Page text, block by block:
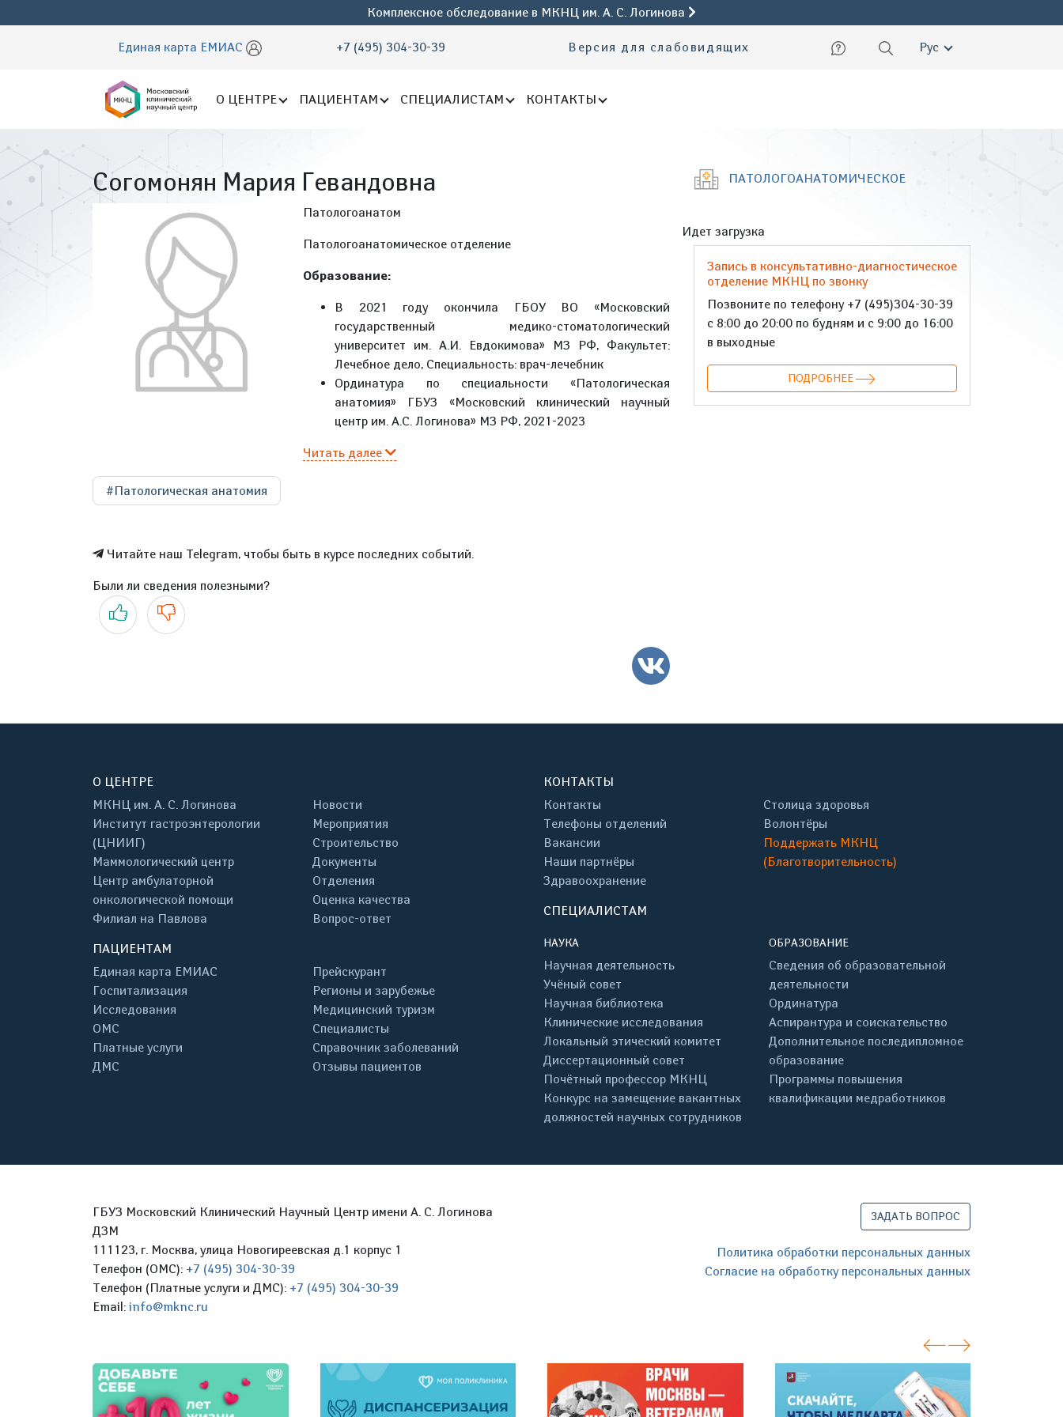
Комплексное обследование в МКНЦ им. А. С. Логинова
Единая карта ЕМИАС +7 (495) 304-30-39 Версия для слабовидящих Русский
О ЦЕНТРЕ ПАЦИЕНТАМ СПЕЦИАЛИСТАМ КОНТАКТЫ
Согомонян Мария Гевандовна
Патологоанатом
Патологоанатомическое отделение
Образование:
В 2021 году окончила ГБОУ ВО «Московский
государственный медико-стоматологический
университет им. А.И. Евдокимова» МЗ РФ, Факультет:
Лечебное дело, Специальность: врач-лечебник
Ординатура по специальности «Патологическая
анатомия» ГБУЗ «Московский клинический научный
центр им. А.С. Логинова» МЗ РФ, 2021-2023
Читать далее
#Патологическая анатомия
Читайте наш Telegram, чтобы быть в курсе последних событий.
Были ли сведения полезными?
Да Нет
ВКонтакте
ПАТОЛОГОАНАТОМИЧЕСКОЕ
Идет загрузка
Запись в консультативно-диагностическое
отделение МКНЦ по звонку
Позвоните по телефону +7 (495)304-30-39
с 8:00 до 20:00 по будням и с 9:00 до 16:00
в выходные
ПОДРОБНЕЕ
О ЦЕНТРЕ
МКНЦ им. А. С. Логинова
Институт гастроэнтерологии
(ЦНИИГ)
Маммологический центр
Центр амбулаторной
онкологической помощи
Филиал на Павлова
Новости
Мероприятия
Строительство
Документы
Отделения
Оценка качества
Вопрос-ответ
ПАЦИЕНТАМ
Единая карта ЕМИАС
Госпитализация
Исследования
ОМС
Платные услуги
ДМС
Прейскурант
Регионы и зарубежье
Медицинский туризм
Специалисты
Справочник заболеваний
Отзывы пациентов
КОНТАКТЫ
Контакты
Телефоны отделений
Вакансии
Наши партнёры
Здравоохранение
Столица здоровья
Волонтёры
Поддержать МКНЦ
(Благотворительность)
СПЕЦИАЛИСТАМ
НАУКА
Научная деятельность
Учёный совет
Научная библиотека
Клинические исследования
Локальный этический комитет
Диссертационный совет
Почётный профессор МКНЦ
Конкурс на замещение вакантных
должностей научных сотрудников
ОБРАЗОВАНИЕ
Сведения об образовательной
деятельности
Ординатура
Аспирантура и соискательство
Дополнительное последипломное
образование
Программы повышения
квалификации медработников
ГБУЗ Московский Клинический Научный Центр имени А. С. Логинова
ДЗМ
111123, г. Москва, улица Новогиреевская д.1 корпус 1
Телефон (ОМС): +7 (495) 304-30-39
Телефон (Платные услуги и ДМС): +7 (495) 304-30-39
Email: info@mknc.ru
ЗАДАТЬ ВОПРОС
Политика обработки персональных данных
Согласие на обработку персональных данных